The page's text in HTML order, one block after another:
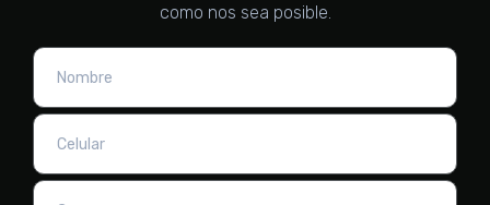
como nos sea posible.